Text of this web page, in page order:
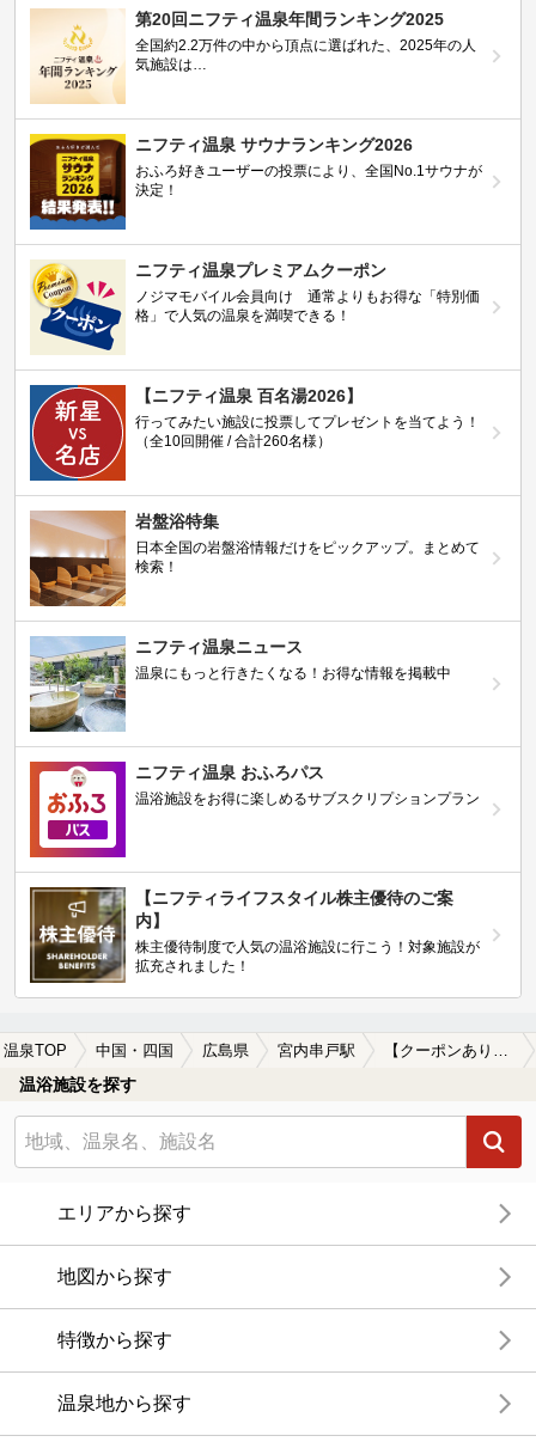
第20回ニフティ温泉年間ランキング2025
全国約2.2万件の中から頂点に選ばれた、2025年の人
気施設は…
ニフティ温泉 サウナランキング2026
おふろ好きユーザーの投票により、全国No.1サウナが
決定！
ニフティ温泉プレミアムクーポン
ノジマモバイル会員向け 通常よりもお得な「特別価
格」で人気の温泉を満喫できる！
【ニフティ温泉 百名湯2026】
行ってみたい施設に投票してプレゼントを当てよう！
（全10回開催 / 合計260名様）
岩盤浴特集
日本全国の岩盤浴情報だけをピックアップ。まとめて
検索！
ニフティ温泉ニュース
温泉にもっと行きたくなる！お得な情報を掲載中
ニフティ温泉 おふろパス
温浴施設をお得に楽しめるサブスクリプションプラン
【ニフティライフスタイル株主優待のご案
内】
株主優待制度で人気の温浴施設に行こう！対象施設が
拡充されました！
温泉TOP 中国・四国 広島県 宮内串戸駅
温浴施設を探す
エリアから探す
地図から探す
特徴から探す
温泉地から探す